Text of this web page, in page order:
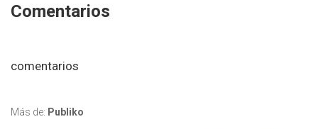
Comentarios
comentarios
Más de: Publiko